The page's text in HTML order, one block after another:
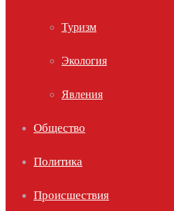
Туризм
Экология
Явления
Общество
Политика
Происшествия